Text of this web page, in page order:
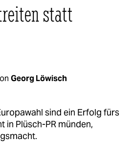
statt
Georg Löwisch
sind ein Erfolg fürs
in Plüsch-PR münden,